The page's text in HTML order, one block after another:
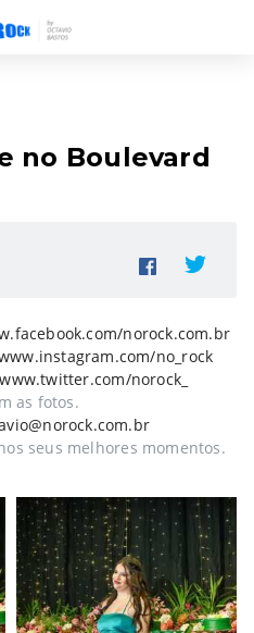
no Boulevard
norock.com.br
no_rock
www.twitter.com/norock_
as fotos.
seus melhores momentos.